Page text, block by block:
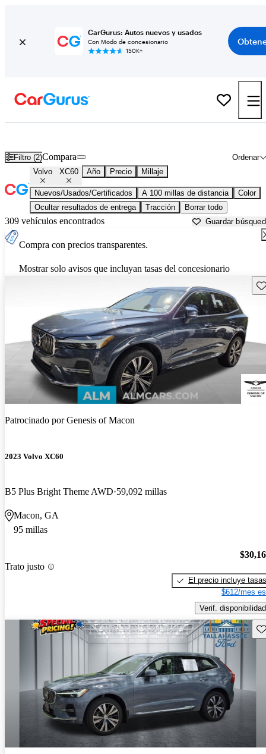
CarGurus: Autos nuevos y usados
Con Modo de concesionario
150K+
Filtro (2) Ordenar
Compara
Volvo XC60 Año Precio Millaje
Nuevos/Usados/Certificados A 100 millas de distancia
Color
Ocultar resultados de entrega
Tracción Borrar todo
309 vehículos encontrados Guardar
Compra con precios transparentes.
Mostrar solo avisos que incluyan tasas del concesionario
Patrocinado porGenesis of Macon
2023 Volvo XC60
B5 Plus Bright Theme AWD 59,092 millas
Macon, GA
95 millas
Trato justo
El precio incluye tasas
$612/mes
Verif. disponibilidad